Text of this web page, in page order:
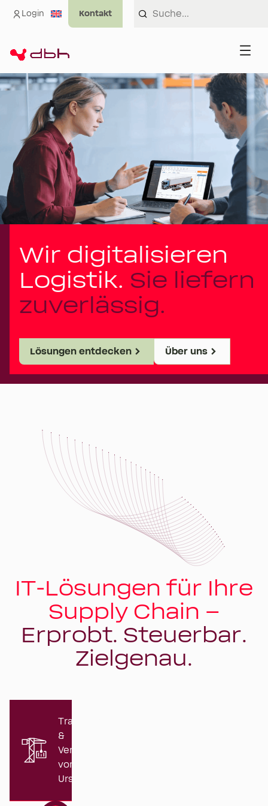
Login
Wir digitalisieren
Logistik. Sie liefern
zuverlässig.
Lösungen entdecken Über uns
IT-Lösungen für Ihre
Supply Chain –
Erprobt. Steuerbar.
Zielgenau.
Transport
&
Versand
vom
Ursprung